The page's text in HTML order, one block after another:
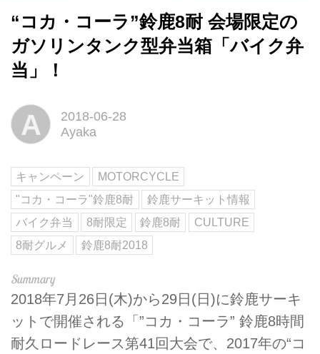
“コカ・コーラ”鈴鹿8耐 会場限定の
ガソリンタンク型弁当箱「バイク弁
当」！
A
2018-06-28
Ayaka
キャンペーン
MOTORCYCLE
"コカ・コーラ"鈴鹿8耐
鈴鹿サーキット情報
バイク弁当
8耐限定 鈴鹿8耐
CULTURE
8耐グルメ
鈴鹿8耐2018
2018年7月26日(木)から29日(日)に鈴鹿サーキ
ットで開催される「”コカ・コーラ” 鈴鹿8時間
耐久ロードレース第41回大会で、2017年の“コ